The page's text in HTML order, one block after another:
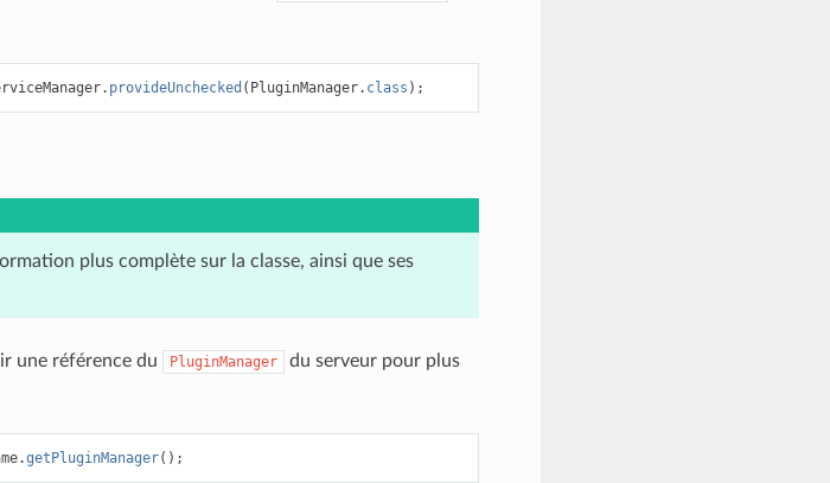
. provideUnchecked ( PluginManager. class );
plus complète sur la classe, ainsi que ses
une référence du PluginManager
du serveur pour plus
.getPluginManager();